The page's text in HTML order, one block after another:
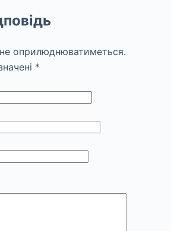
оприлюднюватиметься.
*